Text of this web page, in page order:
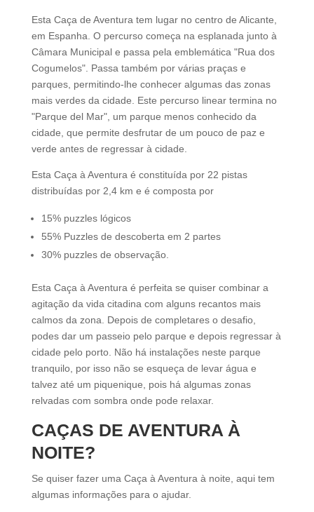
Esta Caça de Aventura tem lugar no centro de Alicante,
em Espanha. O percurso começa na esplanada junto à
Câmara Municipal e passa pela emblemática "Rua dos
Cogumelos". Passa também por várias praças e
parques, permitindo-lhe conhecer algumas das zonas
mais verdes da cidade. Este percurso linear termina no
"Parque del Mar", um parque menos conhecido da
cidade, que permite desfrutar de um pouco de paz e
verde antes de regressar à cidade.
Esta Caça à Aventura é constituída por 22 pistas
distribuídas por 2,4 km e é composta por
15% puzzles lógicos
55% Puzzles de descoberta em 2 partes
30% puzzles de observação.
Esta Caça à Aventura é perfeita se quiser combinar a
agitação da vida citadina com alguns recantos mais
calmos da zona. Depois de completares o desafio,
podes dar um passeio pelo parque e depois regressar à
cidade pelo porto. Não há instalações neste parque
tranquilo, por isso não se esqueça de levar água e
talvez até um piquenique, pois há algumas zonas
relvadas com sombra onde pode relaxar.
CAÇAS DE AVENTURA À
NOITE?
Se quiser fazer uma Caça à Aventura à noite, aqui tem
algumas informações para o ajudar.